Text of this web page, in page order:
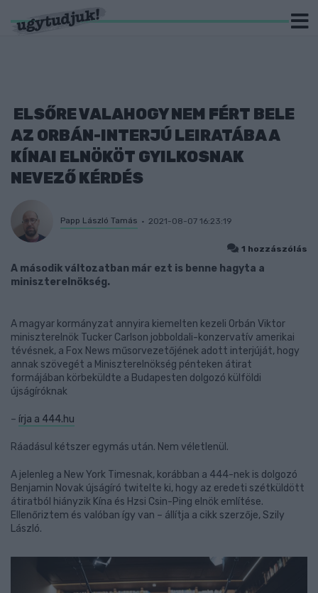
ELSŐRE VALAHOGY NEM FÉRT BELE
AZ ORBÁN-INTERJÚ LEIRATÁBA A
KÍNAI ELNÖKÖT GYILKOSNAK
NEVEZŐ KÉRDÉS
Papp László Tamás 2021-08-07 16:23:19
1 hozzászólás
A második változatban már ezt is benne hagyta a
miniszterelnökség.
A magyar kormányzat annyira kiemelten kezeli Orbán Viktor
miniszterelnök Tucker Carlson jobboldali-konzervatív amerikai
tévésnek, a Fox News műsorvezetőjének adott interjúját, hogy
annak szövegét a Miniszterelnökség pénteken átirat
formájában körbeküldte a Budapesten dolgozó külföldi
újságíróknak
– írja a 444.hu
Ráadásul kétszer egymás után. Nem véletlenül.
A jelenleg a New York Timesnak, korábban a 444-nek is dolgozó
Benjamin Novak újságíró twitelte ki, hogy az eredeti szétküldött
átiratból hiányzik Kína és Hzsi Csin-Ping elnök említése.
Ellenőriztem és valóban így van – állítja a cikk szerzője, Szily
László.